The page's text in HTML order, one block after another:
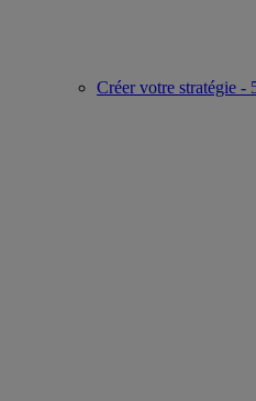
Créer votre stratégie -